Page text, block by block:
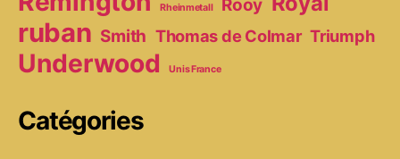
Rheinmetall Rooy
ruban Smith Thomas de Colmar Triumph
Underwood Unis France
Catégories